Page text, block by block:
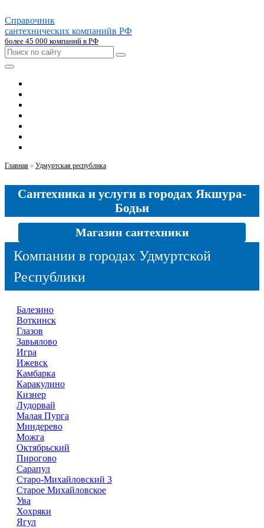
Справочник
сантехнических компанийв РФ
более 45 000 компаний в РФ
Главная » Удмуртская республика
Сантехника и услуги в городах Якшура-
Бодьи
Магазин сантехники
Компании в городах Удмуртской
Республики
Балезино
Воткинск
Глазов
Завьялово
Игра
Ижевск
Камбарка
Каракулино
Кизнер
Лудорвай
Малая Пурга
Миндерево
Можга
Октябрьский
Пирогово
Сарапул
Старо-Михайловский 3
Старое Михайловское
Ува
Хохряки
Ягул